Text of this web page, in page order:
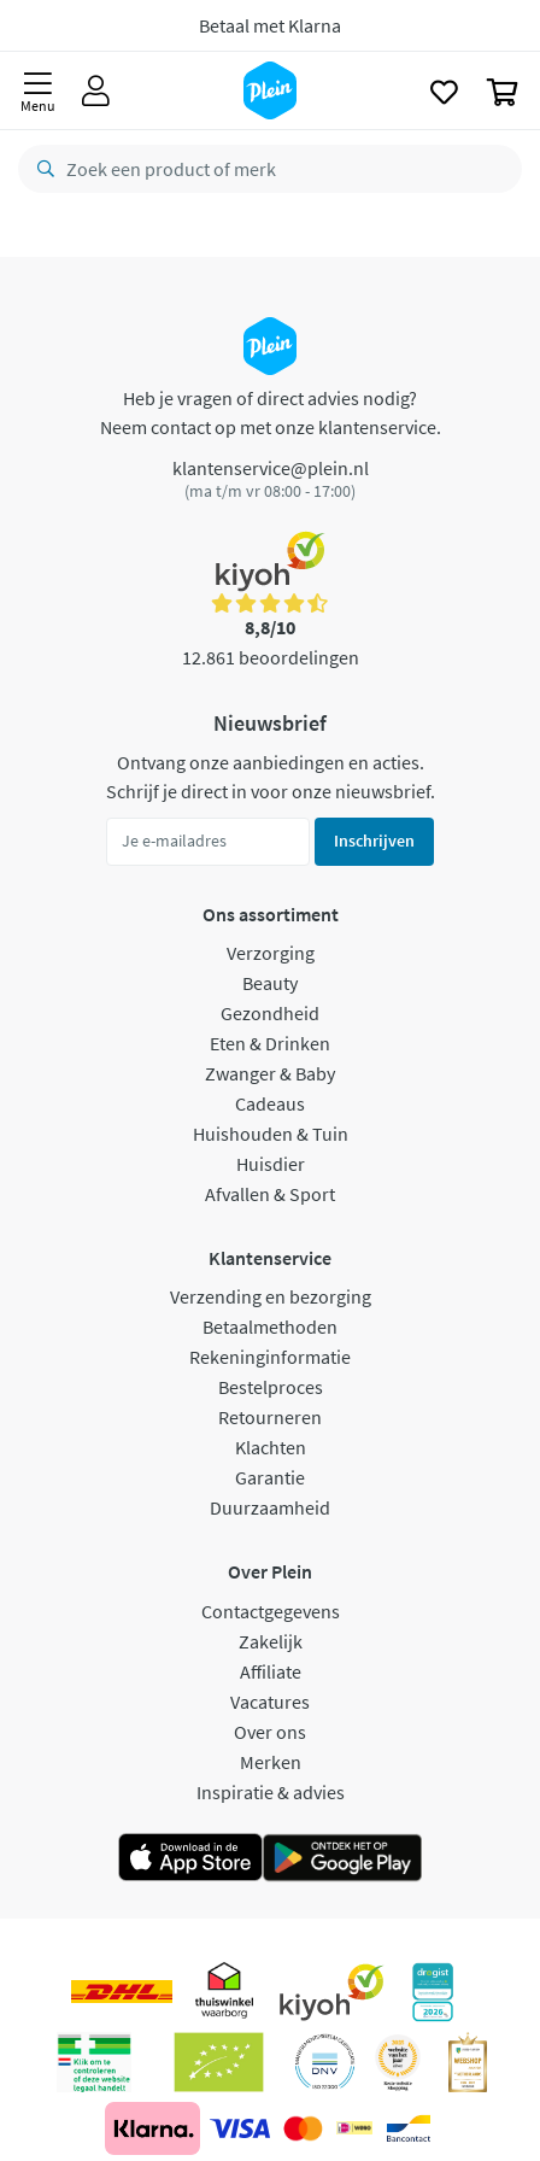
Betaal met Klarna
Menu
Heb je vragen of direct advies nodig?
Neem contact op met onze klantenservice.
klantenservice@plein.nl
(ma t/m vr 08:00 - 17:00)
8,8/10
12.861 beoordelingen
Nieuwsbrief
Ontvang onze aanbiedingen en acties.
Schrijf je direct in voor onze nieuwsbrief.
Inschrijven
Ons assortiment
Verzorging
Beauty
Gezondheid
Eten & Drinken
Zwanger & Baby
Cadeaus
Huishouden & Tuin
Huisdier
Afvallen & Sport
Klantenservice
Verzending en bezorging
Betaalmethoden
Rekeninginformatie
Bestelproces
Retourneren
Klachten
Garantie
Duurzaamheid
Over Plein
Contactgegevens
Zakelijk
Affiliate
Vacatures
Over ons
Merken
Inspiratie & advies